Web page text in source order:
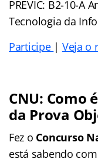
PREVIC: B2-10-A
Tecnologia da
Participe | Veja o
CNU: Como
da Prova
Fez o Concurso
está sabendo